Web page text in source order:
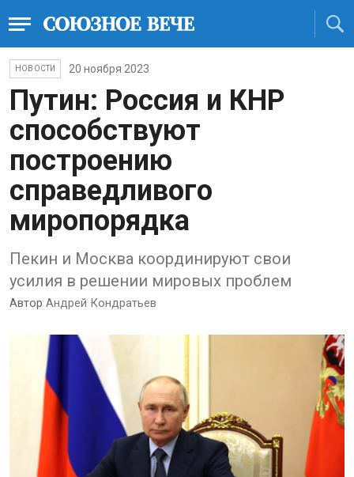
НОВОСТИ 20 ноября 2023
Путин: Россия и КНР
способствуют
построению
справедливого
миропорядка
Пекин и Москва координируют свои
усилия в решении мировых проблем
Автор Андрей Кондратьев